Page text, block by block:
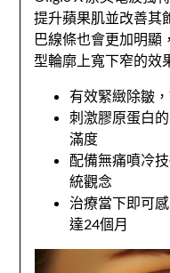
提升蘋果肌並改善其
巴線條也會更加明顯
型輪廓上寬下窄的效
有效緊緻除皺
刺激膠原蛋白
滿度
配備無痛噴冷
統觀念
治療當下即可
達24個月